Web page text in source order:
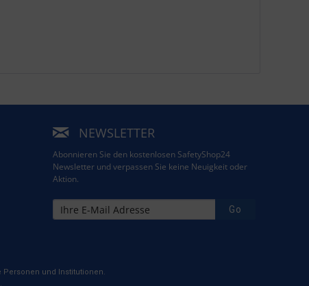
NEWSLETTER
Abonnieren Sie den kostenlosen SafetyShop24
Newsletter und verpassen Sie keine Neuigkeit oder
Aktion.
Go
Personen und Institutionen.